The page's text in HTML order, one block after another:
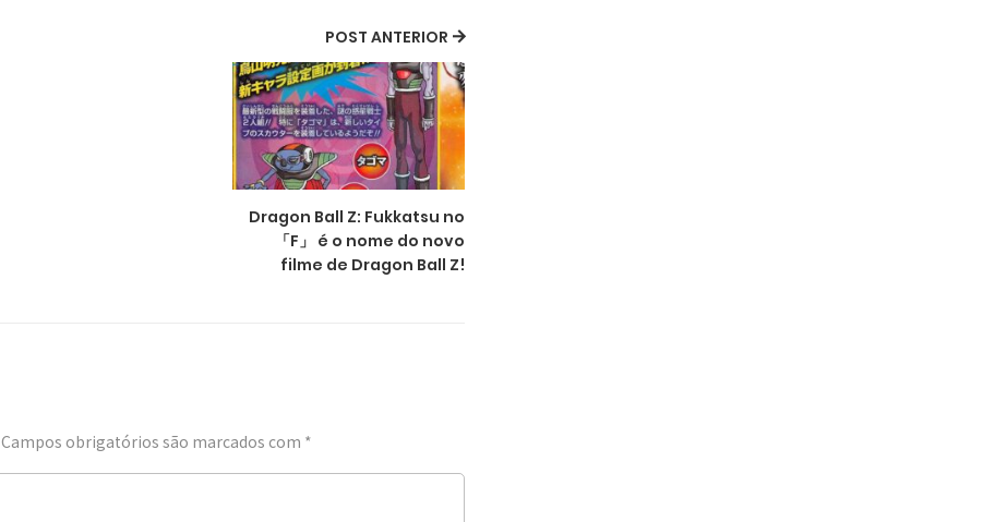
POST ANTERIOR
Dragon Ball Z: Fukkatsu no
「F」 é o nome do novo
filme de Dragon Ball Z!
Campos obrigatórios são marcados com *